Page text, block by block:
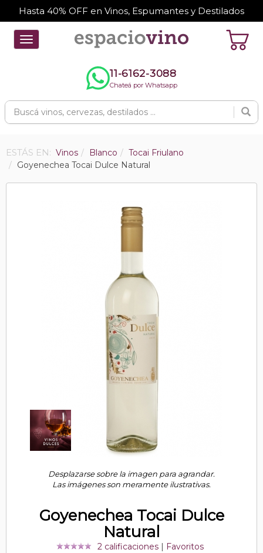
Hasta 40% OFF en Vinos, Espumantes y Destilados
Toggle
navigation
11-6162-3088
Chateá por Whatsapp
ESTÁS EN: Vinos Blanco
Tocai Friulano
Goyenechea Tocai Dulce Natural
Desplazarse sobre la imagen para agrandar.
Las imágenes son meramente ilustrativas.
Goyenechea Tocai Dulce
Natural
2 calificaciones| Favoritos